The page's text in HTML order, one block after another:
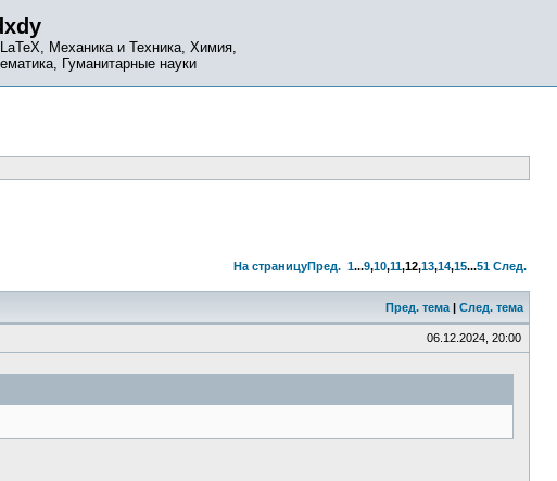
Механика и Техника, Химия,
Гуманитарные науки
На страницуПред. 1...9,10,11,12,13,14,15...51 След.
Пред. тема | След. тема
06.12.2024, 20:00